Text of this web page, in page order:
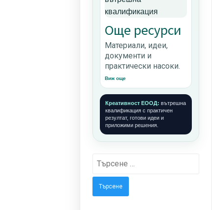
Още ресурси
Материали, идеи,
документи и
практически насоки.
Виж още
Креативност ЕООД: вътрешна
квалификация с практичен
резултат, готови идеи и
приложими решения.
Търсене